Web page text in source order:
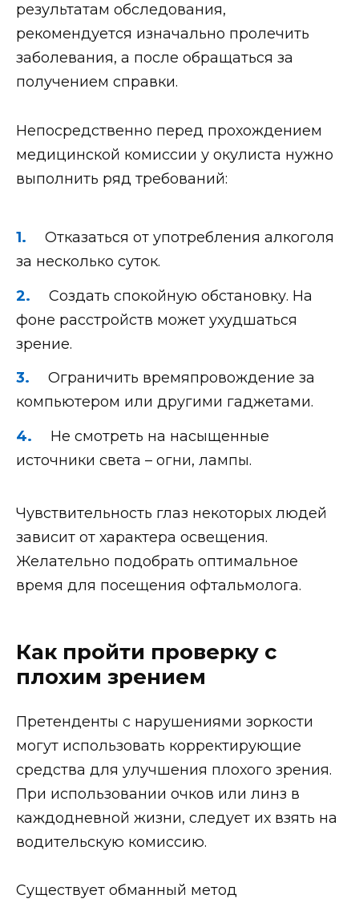
результатам обследования,
рекомендуется изначально пролечить
заболевания, а после обращаться за
получением справки.
Непосредственно перед прохождением
медицинской комиссии у окулиста нужно
выполнить ряд требований:
Отказаться от употребления алкоголя
за несколько суток.
Создать спокойную обстановку. На
фоне расстройств может ухудшаться
зрение.
Ограничить времяпровождение за
компьютером или другими гаджетами.
Не смотреть на насыщенные
источники света – огни, лампы.
Чувствительность глаз некоторых людей
зависит от характера освещения.
Желательно подобрать оптимальное
время для посещения офтальмолога.
Как пройти проверку с
плохим зрением
Претенденты с нарушениями зоркости
могут использовать корректирующие
средства для улучшения плохого зрения.
При использовании очков или линз в
каждодневной жизни, следует их взять на
водительскую комиссию.
Существует обманный метод